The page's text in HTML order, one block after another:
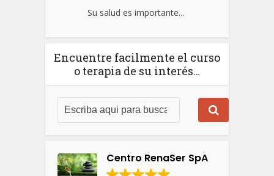
Su salud es importante...
Encuentre facilmente el curso
o terapia de su interés…
Centro RenaSer SpA